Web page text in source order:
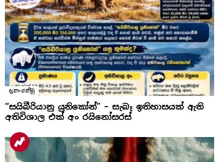
දැන-ගනිමු
“සයිබීරියානු යුනිකෝන්” – සැබෑ ඉතිහාසයක් ඇති
අතිවිශාල එක් අං රයිනෝසරස්